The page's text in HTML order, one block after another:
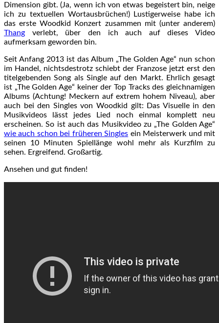
Dimension gibt. (Ja, wenn ich von etwas begeistert bin, neige
ich zu textuellen Wortausbrüchen!) Lustigerweise habe ich
das erste Woodkid Konzert zusammen mit (unter anderem)
Thang verlebt, über den ich auch auf dieses Video
aufmerksam geworden bin.
Seit Anfang 2013 ist das Album „The Golden Age“ nun schon
im Handel, nichtsdestrotz schiebt der Franzose jetzt erst den
titelgebenden Song als Single auf den Markt. Ehrlich gesagt
ist „The Golden Age“ keiner der Top Tracks des gleichnamigen
Albums (Achtung! Meckern auf extrem hohem Niveau), aber
auch bei den Singles von Woodkid gilt: Das Visuelle in den
Musikvideos lässt jedes Lied noch einmal komplett neu
erscheinen. So ist auch das Musikvideo zu „The Golden Age“
wie auch schon bei früheren Singles ein Meisterwerk und mit
seinen 10 Minuten Spiellänge wohl mehr als Kurzfilm zu
sehen. Ergreifend. Großartig.
Ansehen und gut finden!